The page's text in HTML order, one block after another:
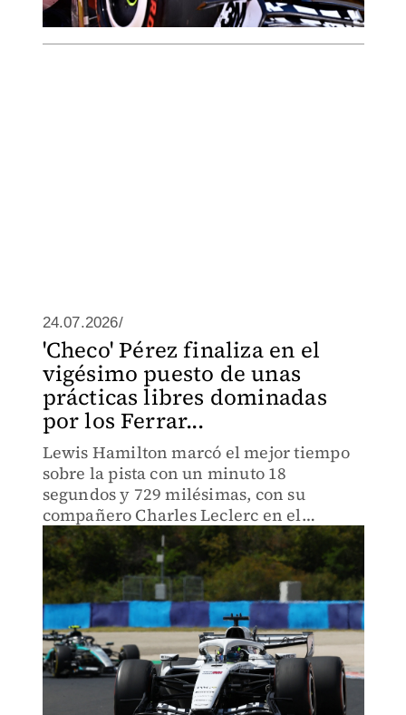
24.07.2026/
'Checo' Pérez finaliza en el
vigésimo puesto de unas
prácticas libres dominadas
por los Ferrar...
Lewis Hamilton marcó el mejor tiempo
sobre la pista con un minuto 18
segundos y 729 milésimas, con su
compañero Charles Leclerc en el
segundo puesto.